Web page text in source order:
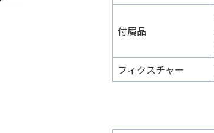
付属品
フィクスチャー